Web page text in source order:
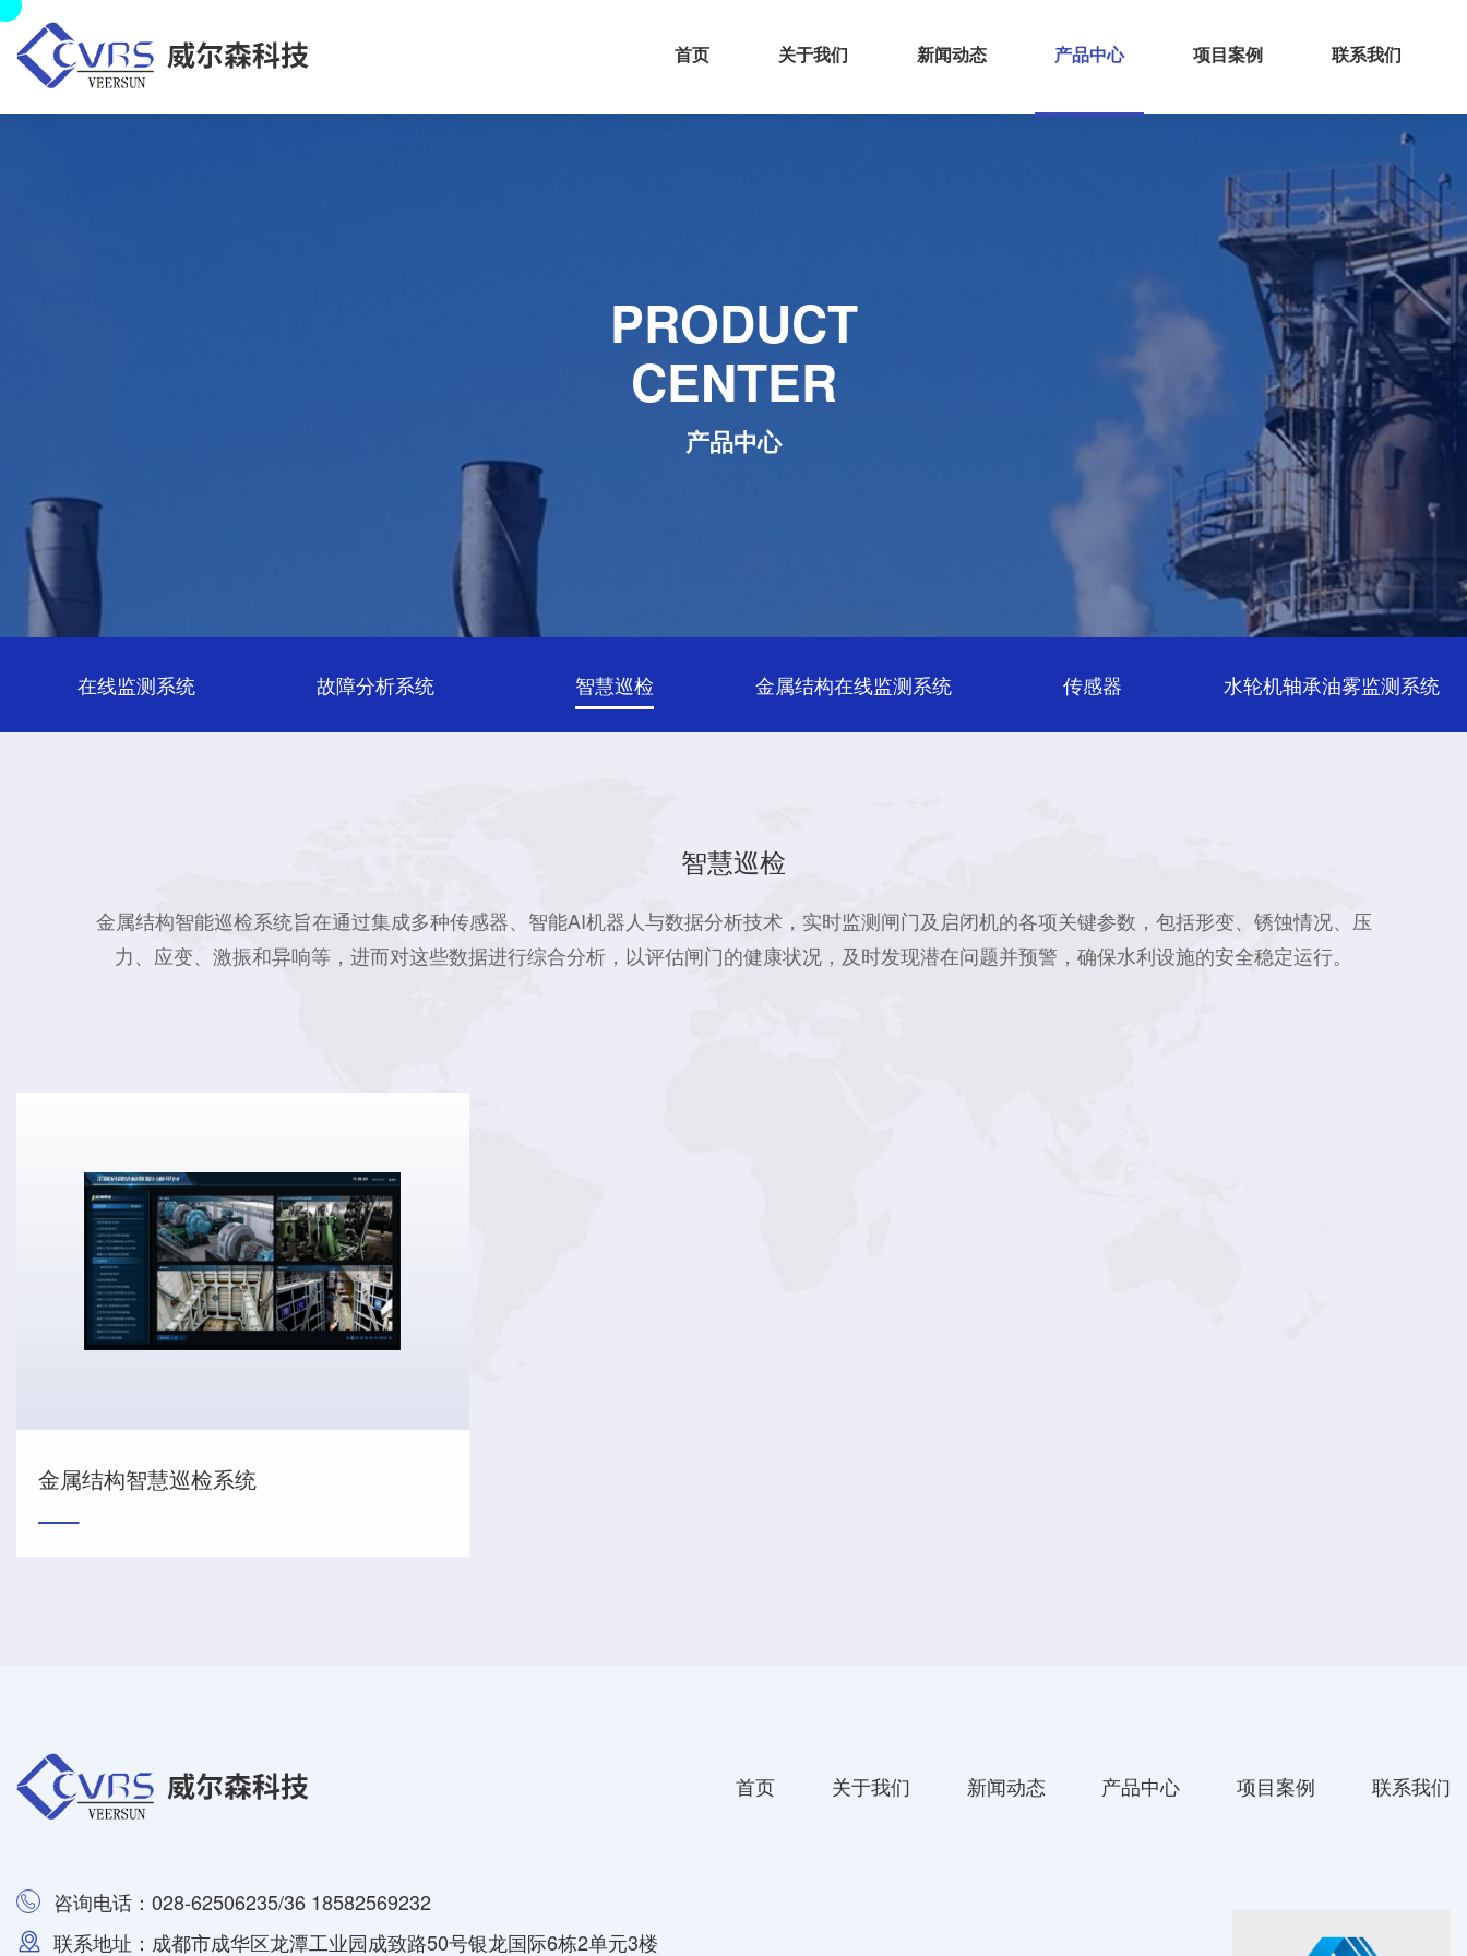
首页 关于我们 新闻动态 产品中心 项目案例 联系我们
PRODUCT
CENTER
产品中心
在线监测系统 故障分析系统 智慧巡检 金属结构在线监测系统 传感器 水轮机轴承油雾监测系统
智慧巡检
金属结构智能巡检系统旨在通过集成多种传感器、智能AI机器人与数据分析技术，实时监测闸门及启闭机的各项关键参数，包括形变、锈蚀情况、压
力、应变、激振和异响等，进而对这些数据进行综合分析，以评估闸门的健康状况，及时发现潜在问题并预警，确保水利设施的安全稳定运行。
金属结构智慧巡检系统
首页 关于我们 新闻动态 产品中心 项目案例 联系我们
咨询电话：028-62506235/36 18582569232
联系地址：成都市成华区龙潭工业园成致路50号银龙国际6栋2单元3楼